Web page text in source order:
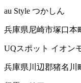
au Style つかしん
兵庫県尼崎市塚口本
UQスポット イオン
兵庫県川辺郡猪名川